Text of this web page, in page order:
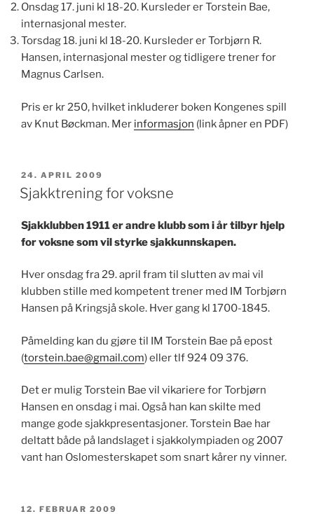
Onsdag 17. juni kl 18-20. Kursleder er Torstein Bae,
internasjonal mester.
Torsdag 18. juni kl 18-20. Kursleder er Torbjørn R.
Hansen, internasjonal mester og tidligere trener for
Magnus Carlsen.
Pris er kr 250, hvilket inkluderer boken Kongenes spill
av Knut Bøckman. Mer informasjon (link åpner en PDF)
PUBLISERT
24. APRIL 2009
Sjakktrening for voksne
Sjakklubben 1911 er andre klubb som i år tilbyr hjelp
for voksne som vil styrke sjakkunnskapen.
Hver onsdag fra 29. april fram til slutten av mai vil
klubben stille med kompetent trener med IM Torbjørn
Hansen på Kringsjå skole. Hver gang kl 1700-1845.
Påmelding kan du gjøre til IM Torstein Bae på epost
(torstein.bae@gmail.com) eller tlf 924 09 376.
Det er mulig Torstein Bae vil vikariere for Torbjørn
Hansen en onsdag i mai. Også han kan skilte med
mange gode sjakkpresentasjoner. Torstein Bae har
deltatt både på landslaget i sjakkolympiaden og 2007
vant han Oslomesterskapet som snart kårer ny vinner.
PUBLISERT
12. FEBRUAR 2009